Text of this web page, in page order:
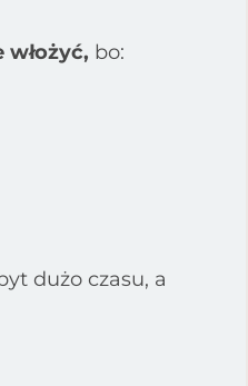
bo:
dużo czasu, a